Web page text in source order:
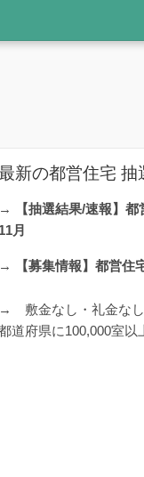
新の都営住宅 抽
→
【抽選結果/速報】
11月
→ 【募集情報】都営住
→ 敷金なし・礼金な
道府県に100,000室以